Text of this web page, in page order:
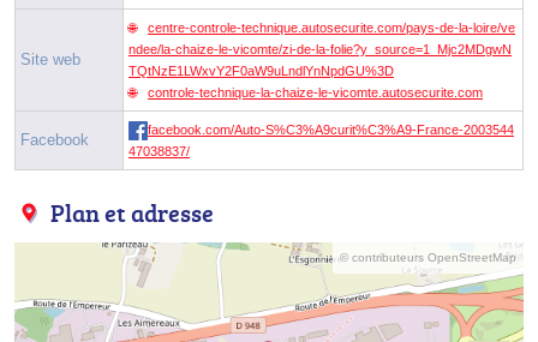
Site web
centre-controle-technique.autosecurite.com/pays-de-la-loire/ve
ndee/la-chaize-le-vicomte/zi-de-la-folie?y_source=1_Mjc2MDgwN
TQtNzE1LWxvY2F0aW9uLndlYnNpdGU%3D
controle-technique-la-chaize-le-vicomte.autosecurite.com
Facebook
facebook.com/Auto-S%C3%A9curit%C3%A9-France-2003544
47038837/
Plan et adresse
© contributeurs OpenStreetMap